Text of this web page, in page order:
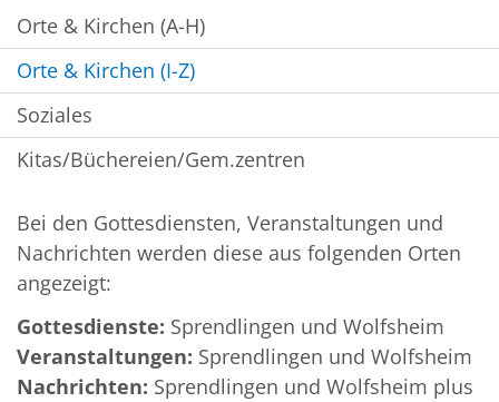
Orte & Kirchen (A-H)
Orte & Kirchen (I-Z)
Soziales
Kitas/Büchereien/Gem.zentren
Bei den Gottesdiensten, Veranstaltungen und
Nachrichten werden diese aus folgenden Orten
angezeigt:
Gottesdienste: Sprendlingen und Wolfsheim
Veranstaltungen: Sprendlingen und Wolfsheim
Nachrichten: Sprendlingen und Wolfsheim plus